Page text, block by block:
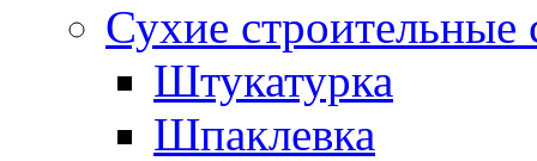
Сухие
Штукатурка
Шпаклевка